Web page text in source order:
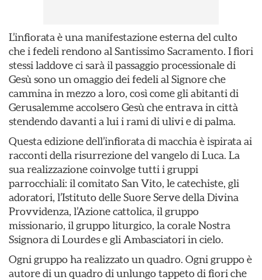
L’infiorata è una manifestazione esterna del culto
che i fedeli rendono al Santissimo Sacramento. I fiori
stessi laddove ci sarà il passaggio processionale di
Gesù sono un omaggio dei fedeli al Signore che
cammina in mezzo a loro, così come gli abitanti di
Gerusalemme accolsero Gesù che entrava in città
stendendo davanti a lui i rami di ulivi e di palma.
Questa edizione dell’infiorata di macchia è ispirata ai
racconti della risurrezione del vangelo di Luca. La
sua realizzazione coinvolge tutti i gruppi
parrocchiali: il comitato San Vito, le catechiste, gli
adoratori, l’Istituto delle Suore Serve della Divina
Provvidenza, l’Azione cattolica, il gruppo
missionario, il gruppo liturgico, la corale Nostra
Ssignora di Lourdes e gli Ambasciatori in cielo.
Ogni gruppo ha realizzato un quadro. Ogni gruppo è
autore di un quadro di unlungo tappeto di fiori che